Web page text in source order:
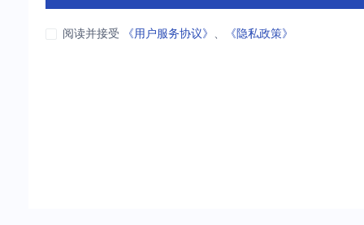
阅读并接受 《用户服务协议》 、 《隐私政策》